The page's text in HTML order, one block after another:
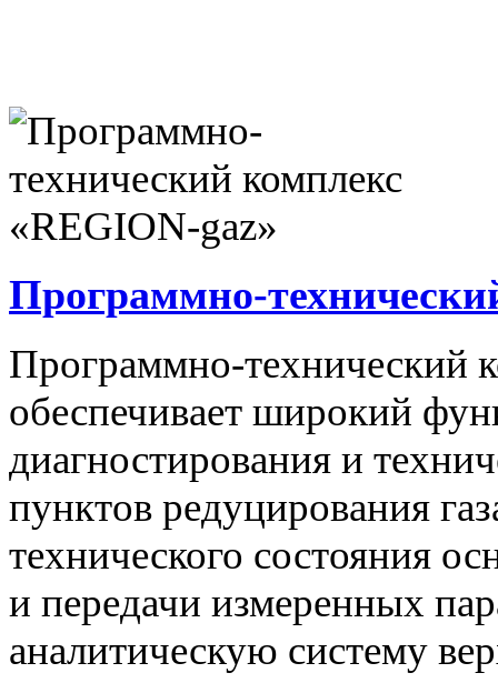
Программно-
Программно-технический
обеспечивает широкий
диагностирования и
пунктов редуцирования
технического состояния
и передачи измеренных
аналитическую систему